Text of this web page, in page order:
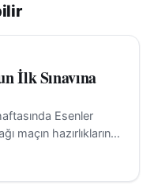
İlk Sınavına
Esenler
maçın hazırlıklarını
Cumartesi günü